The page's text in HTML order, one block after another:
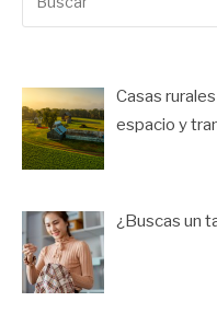
por:
Casas
espacio y
¿Buscas un